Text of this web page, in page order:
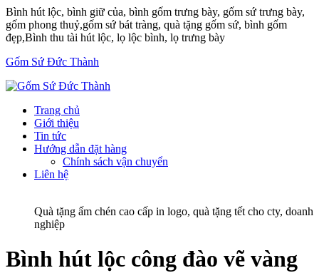
Bình hút lộc, bình giữ của, bình gốm trưng bày, gốm sứ trưng bày,
gốm phong thuỷ,gốm sứ bát tràng, quà tặng gốm sứ, bình gốm
đẹp,Bình thu tài hút lộc, lọ lộc bình, lọ trưng bày
Gốm Sứ Đức Thành
Trang chủ
Giới thiệu
Tin tức
Hướng dẫn đặt hàng
Chính sách vận chuyển
Liên hệ
Quà tặng ấm chén cao cấp in logo, quà tặng tết cho cty, doanh
nghiệp
Bình hút lộc công đào vẽ vàng